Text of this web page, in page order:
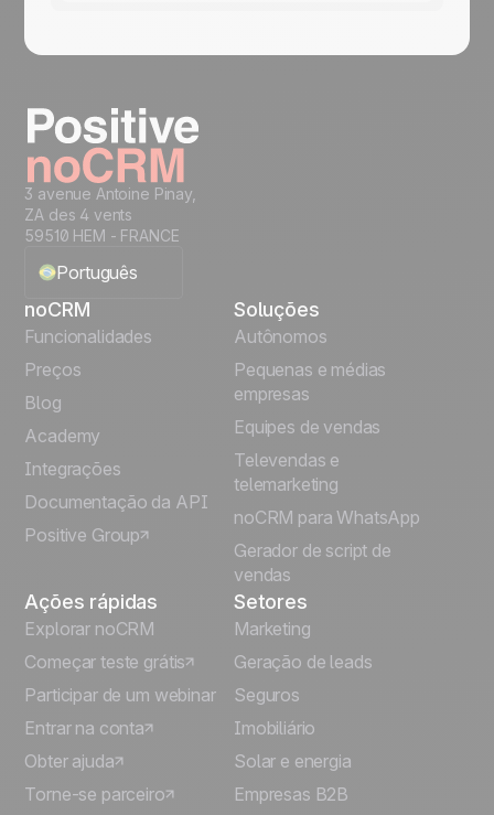
3 avenue Antoine Pinay,
ZA des 4 vents
59510 HEM - FRANCE
Português
English
Français
Español
Italiano
Deutsch
noCRM
Funcionalidades
Preços
Blog
Academy
Integrações
Documentação da API
Positive Group
Soluções
Autônomos
Pequenas e médias
empresas
Equipes de vendas
Televendas e
telemarketing
noCRM para WhatsApp
Gerador de script de
vendas
Ações rápidas
Explorar noCRM
Começar teste grátis
Participar de um webinar
Entrar na conta
Obter ajuda
Torne-se parceiro
Setores
Marketing
Geração de leads
Seguros
Imobiliário
Solar e energia
Empresas B2B